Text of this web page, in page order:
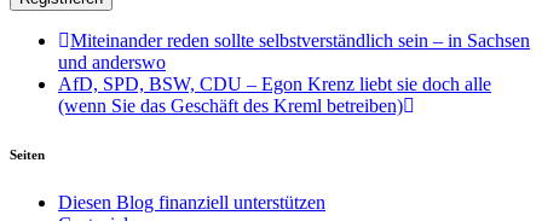
Miteinander reden sollte selbstverständlich sein – in Sachsen
und anderswo
AfD, SPD, BSW, CDU – Egon Krenz liebt sie doch alle
(wenn Sie das Geschäft des Kreml betreiben)
Seiten
Diesen Blog finanziell unterstützen